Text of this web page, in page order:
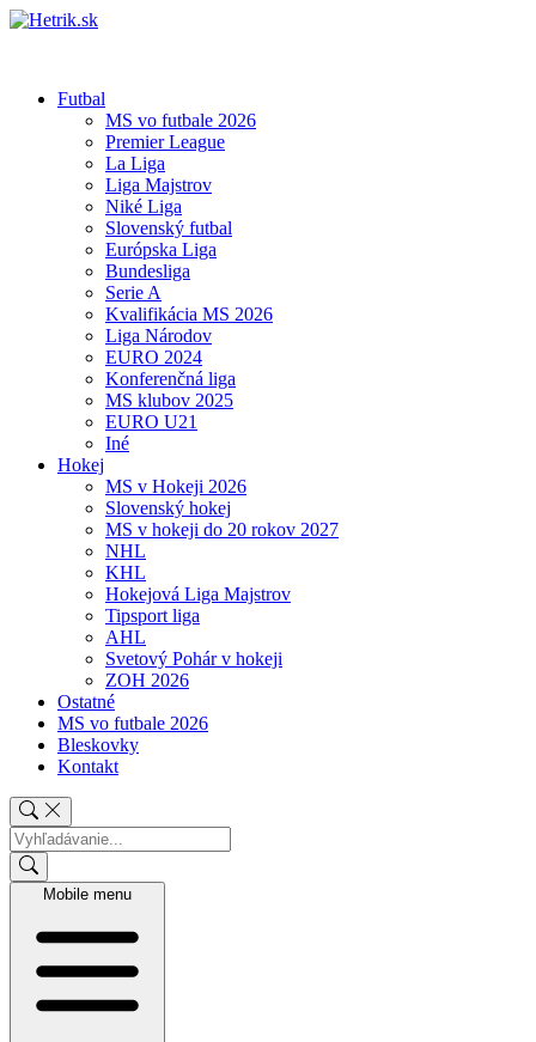
Futbal
MS vo futbale 2026
Premier League
La Liga
Liga Majstrov
Niké Liga
Slovenský futbal
Európska Liga
Bundesliga
Serie A
Kvalifikácia MS 2026
Liga Národov
EURO 2024
Konferenčná liga
MS klubov 2025
EURO U21
Iné
Hokej
MS v Hokeji 2026
Slovenský hokej
MS v hokeji do 20 rokov 2027
NHL
KHL
Hokejová Liga Majstrov
Tipsport liga
AHL
Svetový Pohár v hokeji
ZOH 2026
Ostatné
MS vo futbale 2026
Bleskovky
Kontakt
Mobile menu